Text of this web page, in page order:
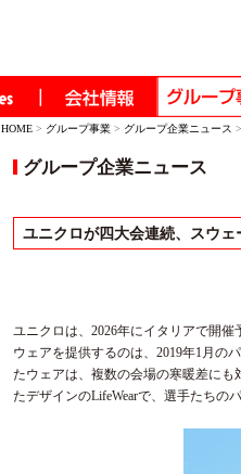
HOME > グループ事業 > グループ企業ニュース >
グループ企業ニュース
ユニクロが四大会連続、スウ
ユニクロは、2026年にイタリアで開
ウェアを提供するのは、2019年1月の
たウェアは、複数の会場の寒暖差に
たデザインのLifeWearで、選手たちの